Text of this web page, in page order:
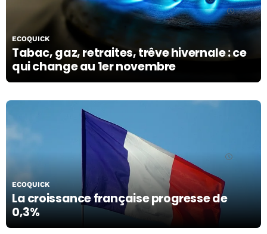
Tabac, gaz, retraites, trêve hivernale : ce
qui change au 1er novembre
ECOQUICK
31/10/19
La croissance française progresse de
0,3%
ECOQUICK